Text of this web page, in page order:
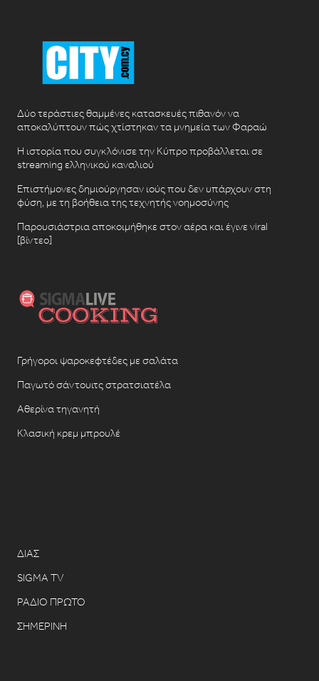
Δύο τεράστιες θαμμένες κατασκευές πιθανόν να
αποκαλύπτουν πώς χτίστηκαν τα μνημεία των Φαραώ
Η ιστορία που συγκλόνισε την Κύπρο προβάλλεται σε
streaming ελληνικού καναλιού
Επιστήμονες δημιούργησαν ιούς που δεν υπάρχουν στη
φύση, με τη βοήθεια της τεχνητής νοημοσύνης
Παρουσιάστρια αποκοιμήθηκε στον αέρα και έγινε viral
[βίντεο]
Γρήγοροι ψαροκεφτέδες με σαλάτα
Παγωτό σάντουιτς στρατσιατέλα
Αθερίνα τηγανητή
Κλασική κρεμ μπρουλέ
ΔΙΑΣ
SIGMA TV
ΡΑΔΙΟ ΠΡΩΤΟ
ΣΗΜΕΡΙΝΗ